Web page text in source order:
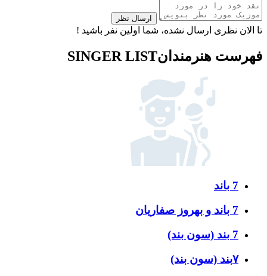
ارسال نظر
تا الان نظری ارسال نشده، شما اولین نفر باشید !
فهرست هنرمندانSINGER LIST
7 باند
7 باند و بهروز صفاریان
7 بند (سون بند)
۷بند (سون بند)